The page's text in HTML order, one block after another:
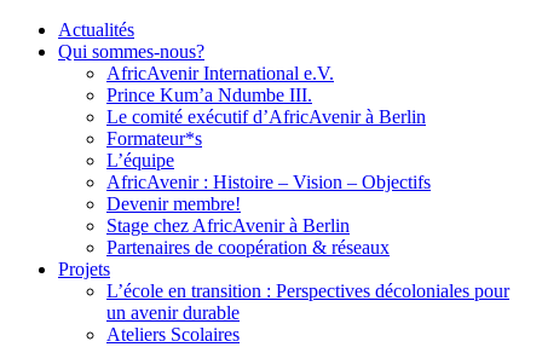
Actualités
Qui sommes-nous?
AfricAvenir International e.V.
Prince Kum’a Ndumbe III.
Le comité exécutif d’AfricAvenir à Berlin
Formateur*s
L’équipe
AfricAvenir : Histoire – Vision – Objectifs
Devenir membre!
Stage chez AfricAvenir à Berlin
Partenaires de coopération & réseaux
Projets
L’école en transition : Perspectives décoloniales pour
un avenir durable
Ateliers Scolaires